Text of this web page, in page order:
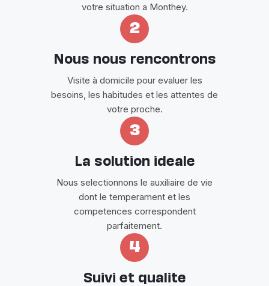
votre situation a Monthey.
2
Nous nous rencontrons
Visite à domicile pour evaluer les
besoins, les habitudes et les attentes de
votre proche.
3
La solution ideale
Nous selectionnons le auxiliaire de vie
dont le temperament et les
competences correspondent
parfaitement.
4
Suivi et qualite